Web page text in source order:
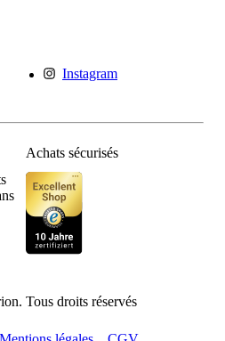
Instagram
Achats sécurisés
Tous droits réservés